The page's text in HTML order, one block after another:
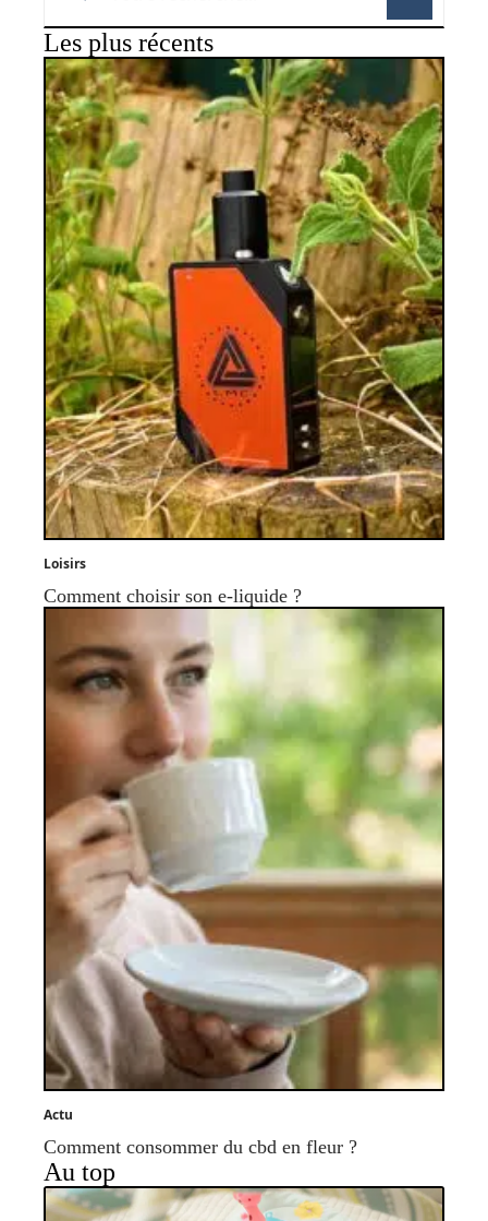
Les plus récents
Loisirs
Comment choisir son e-liquide ?
Actu
Comment consommer du cbd en fleur ?
Au top